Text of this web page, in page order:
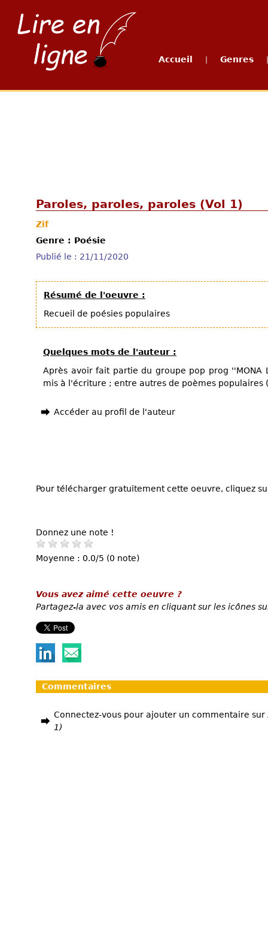
Accueil Genres
Paroles, paroles, paroles (Vol 1)
Zif
Genre : Poésie
Publié le : 21/11/2020
Résumé de l'oeuvre :
Recueil de poésies populaires
Quelques mots de l'auteur :
Après avoir fait partie du groupe pop prog ''MONA
mis à l'écriture ; entre autres de poèmes populaires
Accéder au profil de l'auteur
Pour télécharger gratuitement cette oeuvre, cliquez
Donnez une note !
Moyenne : 0.0/5 (0 note)
Vous avez aimé cette oeuvre ?
Partagez-la avec vos amis en cliquant sur les icônes
Commentaires
Connectez-vous pour ajouter un commentaire sur
1)